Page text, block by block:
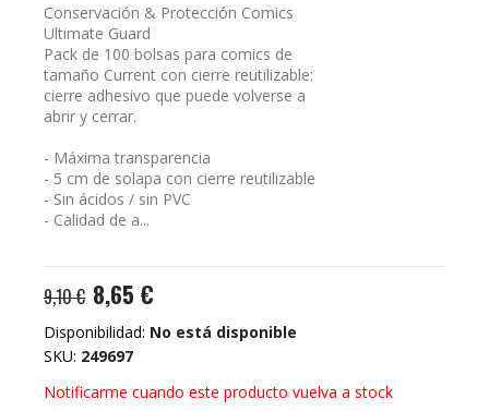
Conservación & Protección Comics
Ultimate Guard
Pack de 100 bolsas para comics de
tamaño Current con cierre reutilizable:
cierre adhesivo que puede volverse a
abrir y cerrar.
- Máxima transparencia
- 5 cm de solapa con cierre reutilizable
- Sin ácidos / sin PVC
- Calidad de a...
9,10 € 8,65 €
Disponibilidad: No está disponible
SKU 249697
Notificarme cuando este producto vuelva a stock